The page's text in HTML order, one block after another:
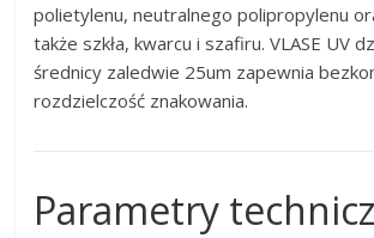
polietylenu, neutralnego polipropylenu
także szkła, kwarcu i szafiru. VLASE UV
średnicy zaledwie 25um zapewnia
rozdzielczość znakowania.
Parametry